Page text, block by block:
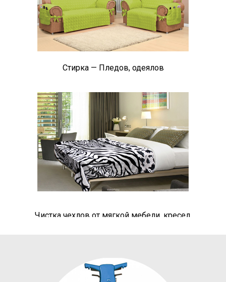
Стирка — Пледов, одеялов
Чистка чехлов от мягкой мебели, кресел.